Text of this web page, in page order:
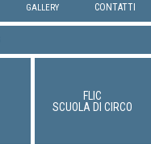
GALLERY CONTATTI
FLIC
SCUOLA DI CIRCO